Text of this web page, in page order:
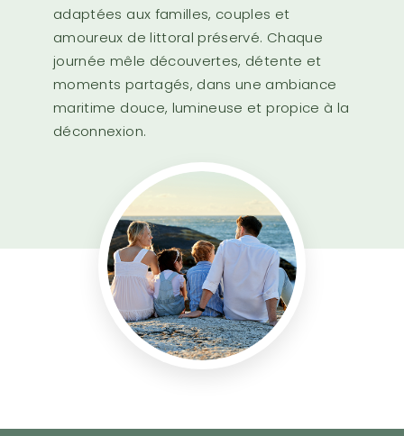
adaptées aux familles, couples et
amoureux de littoral préservé. Chaque
journée mêle découvertes, détente et
moments partagés, dans une ambiance
maritime douce, lumineuse et propice à la
déconnexion.